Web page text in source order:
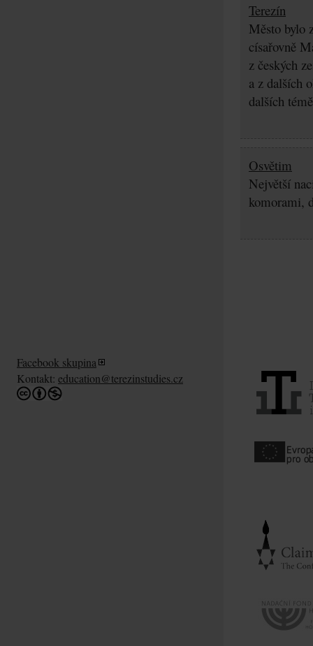
Terezín
Město bylo
císařovně
z českých
a z dalších
dalších
Osvětim
Největší
komorami,
Facebook skupina
Kontakt: education@terezinstudies.cz